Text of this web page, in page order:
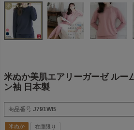
米ぬか美肌エアリーガーゼ ルー
ン袖 日本製
商品番号 J791WB
米ぬか 在庫限り